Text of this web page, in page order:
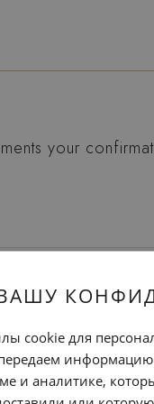
your
cookie для
и аналитике,